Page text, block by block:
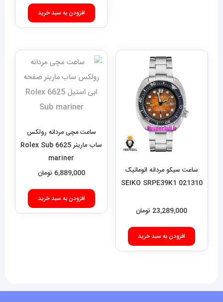
افزودن به سبد خرید
ساعت سیکو مردانه اتوماتیک
021310 SEIKO SRPE39K1
23,289,000 تومان
افزودن به سبد خرید
ساعت مچی مردانه رولکس
ساب مارینر 6625 Rolex Sub
mariner
6,889,000 تومان
افزودن به سبد خرید